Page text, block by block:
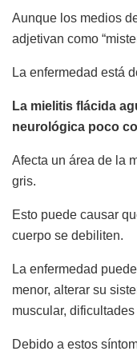
Aunque los medios
adjetivan como
La enfermedad está
La mielitis flácida
neurológica poco
Afecta un área de la
gris.
Esto puede causar
cuerpo se debiliten.
La enfermedad
menor, alterar su
muscular,
Debido a estos